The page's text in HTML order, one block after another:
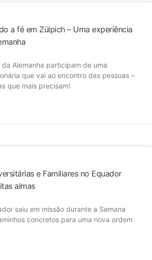
a fé em Zülpich – Uma experiência
Alemanha participam de uma
que vai ao encontro das pessoas –
que mais precisam!
e Familiares no Equador
almas
saiu em missão durante a Semana
concretos para uma nova ordem